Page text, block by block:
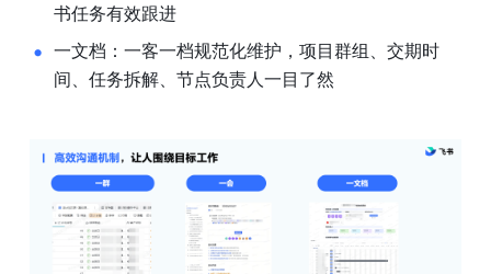
书任务有效跟进
一文档：一客一档规范化维护，项目群组、交期时
间、任务拆解、节点负责人一目了然